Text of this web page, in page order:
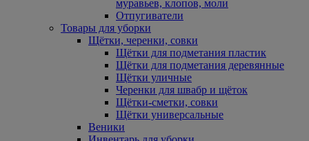
муравьев, клопов, моли
Отпугиватели
Товары для уборки
Щётки, черенки, совки
Щётки для подметания пластик
Щётки для подметания деревянные
Щётки уличные
Черенки для швабр и щёток
Щётки-сметки, совки
Щётки универсальные
Веники